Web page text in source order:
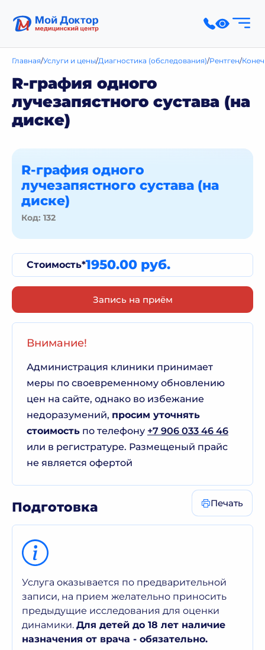
Главная Услуги и цены Диагностика (обследования) Рентген
R-графия одного
лучезапястного сустава (на
диске)
R-графия одного
лучезапястного сустава (на
диске)
Код: 132
Стоимость*1950.00 руб.
Запись на приём
Внимание!
Администрация клиники принимает
меры по своевременному обновлению
цен на сайте, однако во избежание
недоразумений, просим уточнять
стоимость по телефону +7 906 033 46 46
или в регистратуре. Размещеный прайс
не является офертой
Подготовка Печать
Услуга оказывается по предварительной
записи, на прием желательно приносить
предыдущие исследования для оценки
динамики. Для детей до 18 лет наличие
назначения от врача - обязательно.